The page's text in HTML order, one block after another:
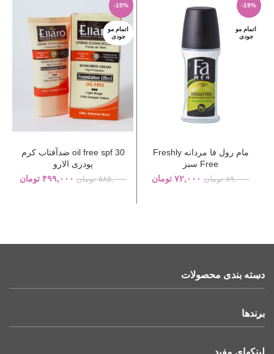
-19%
اتمام مو
جودی
مام رول فا مردانه Freshly
Free سبز
۸۹,۰۰۰ تومان ۷۲,۰۰۰ تومان
-15%
اتمام مو
جودی
oil free spf 30 ضدآفتاب کرم
پودری الارو
۵۸۵,۰۰۰ تومان ۴۹۹,۰۰۰ تومان
دسته بندی محصولات
برندها
لینکهای مفید